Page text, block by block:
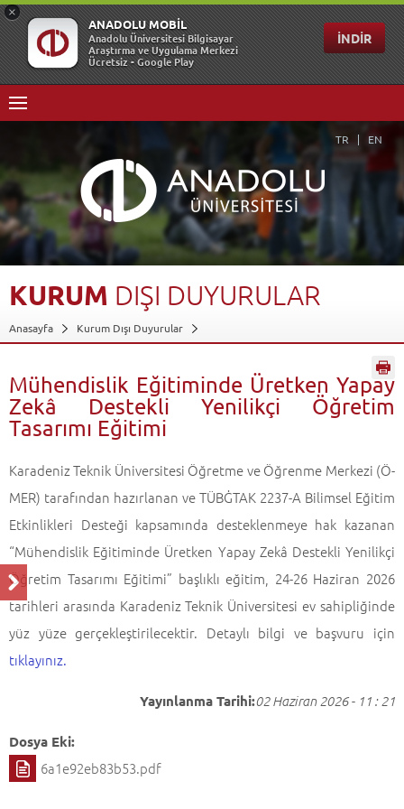
TR EN
KURUM DIŞI DUYURULAR
Anasayfa
Kurum Dışı Duyurular
Geri Dön
Mühendislik Eğitiminde Üretken Yapay
Zekâ Destekli Yenilikçi Öğretim
Tasarımı Eğitimi
Karadeniz Teknik Üniversitesi Öğretme ve Öğrenme Merkezi (Ö-
MER) tarafından hazırlanan ve TÜBĠTAK 2237-A Bilimsel Eğitim
Etkinlikleri Desteği kapsamında desteklenmeye hak kazanan
“Mühendislik Eğitiminde Üretken Yapay Zekâ Destekli Yenilikçi
Öğretim Tasarımı Eğitimi” başlıklı eğitim, 24-26 Haziran 2026
tarihleri arasında Karadeniz Teknik Üniversitesi ev sahipliğinde
yüz yüze gerçekleştirilecektir. Detaylı bilgi ve başvuru için
tıklayınız.
Yayınlanma Tarihi:02 Haziran 2026 - 11 : 21
Dosya Eki:
6a1e92eb83b53.pdf